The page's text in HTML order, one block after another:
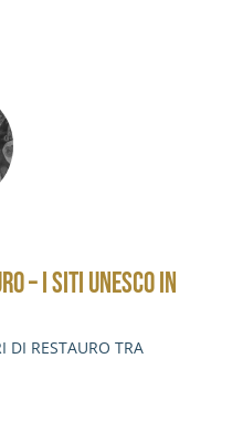
– I SITI UNESCO IN
DI RESTAURO TRA